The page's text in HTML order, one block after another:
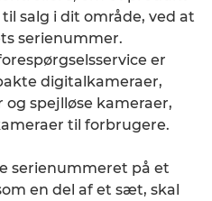
salg i dit område, ved at
serienummer.
er
digitalkameraer,
spejlløse kameraer,
til forbrugere.
serienummeret på et
en del af et sæt, skal